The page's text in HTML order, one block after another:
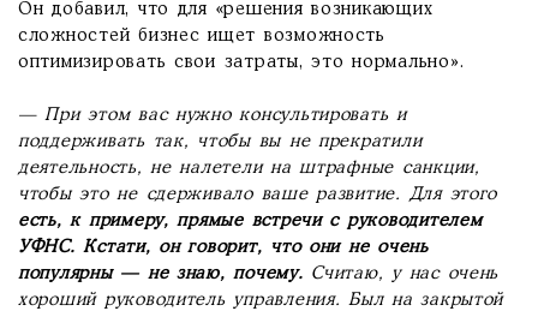
Он добавил, что для «решения возникающих
сложностей бизнес ищет возможность
оптимизировать свои затраты, это нормально».
— При этом вас нужно консультировать и
поддерживать так, чтобы вы не прекратили
деятельность, не налетели на штрафные санкции,
чтобы это не сдерживало ваше развитие. Для этого
есть, к примеру, прямые встречи с руководителем
УФНС. Кстати, он говорит, что они не очень
популярны — не знаю, почему. Считаю, у нас очень
хороший руководитель управления. Был на закрытой